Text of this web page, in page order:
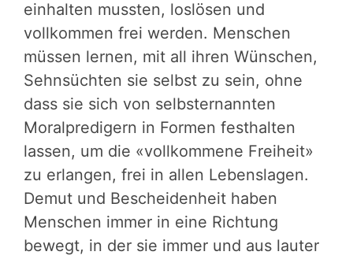
einhalten mussten, loslösen und
vollkommen frei werden. Menschen
müssen lernen, mit all ihren Wünschen,
Sehnsüchten sie selbst zu sein, ohne
dass sie sich von selbsternannten
Moralpredigern in Formen festhalten
lassen, um die «vollkommene Freiheit»
zu erlangen, frei in allen Lebenslagen.
Demut und Bescheidenheit haben
Menschen immer in eine Richtung
bewegt, in der sie immer und aus lauter